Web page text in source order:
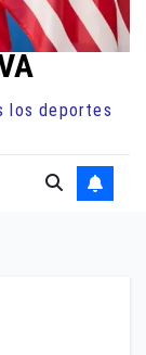
los deportes